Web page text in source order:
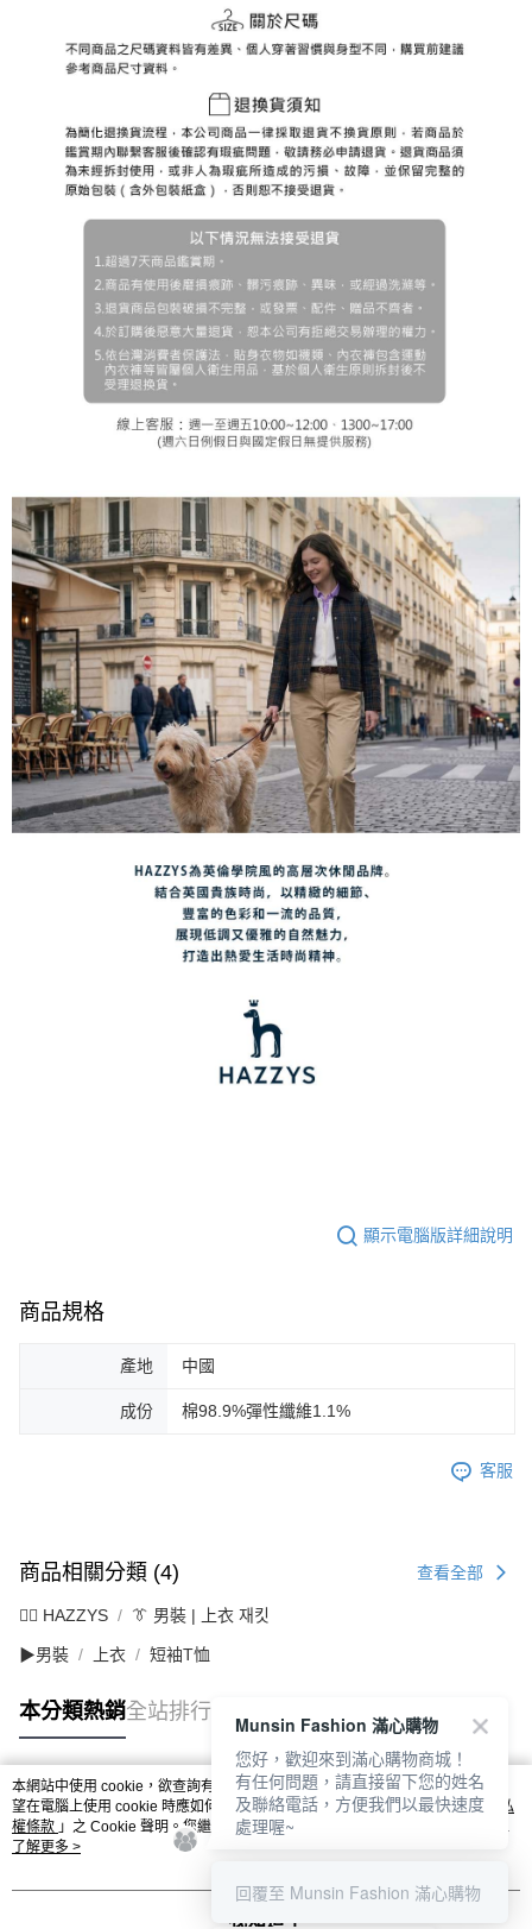
顯示電腦版詳細說明
商品規格
產地 中國
成份 棉98.9%彈性纖維1.1%
客服
商品相關分類 (4) 查看全部
🐕‍🦺 HAZZYS 👔 男裝 | 上衣 재킷
▶男裝 上衣 短袖T恤
本分類熱銷全站排行
熱門標籤
本網站中使用 cookie，欲查詢有關本網站使用 cookie 方式之詳情，及若您不希
望在電腦上使用 cookie 時應如何變更電腦的 cookie 設定，請參閱本網站「
隱私
權條款 」之 Cookie 聲明。您繼續使用本網站即表示您同意本公司得按本網站使
用條款之 Cookie 聲明使用 cookie。
了解更多 >
我知道了
Munsin Fashion 滿心購物
您好，歡迎來到滿心購物商城！
有任何問題，請直接留下您的姓名
及聯絡電話，方便我們以最快速度
處理喔~
回覆至 Munsin Fashion 滿心購物